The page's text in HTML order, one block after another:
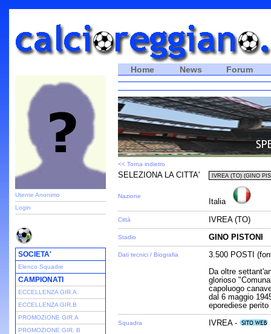
Utente Anonimo
Login
SOCIETA'
Elenco Squadre
CAMPIONATI
ECCELLENZA GIR.A
ECCELLENZA GIR.B
PROMOZIONE GIR.A
PROMOZIONE GIR. B
Home News Forum
<< Torna indietro
SELEZIONA LA CITTA'
Nazione
Italia
Città IVREA (TO)
Stadio GINO PISTONI
Dati tecnici / Biografia
3.500 POSTI
Da oltre
glorioso
capoluogo
dal 6 maggio
eporediese
Squadra
IVREA -